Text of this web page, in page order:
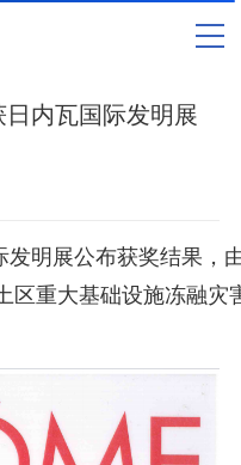
日内瓦国际发明展
明展公布获奖结果，
区重大基础设施冻融灾